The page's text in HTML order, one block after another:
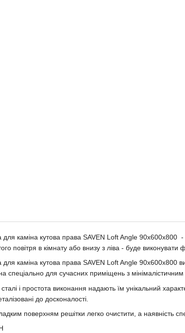
для каміна кутова права SAVEN Loft Angle
повітря в кімнату або внизу з ліва - буде
для каміна кутова права SAVEN Loft Angle
спеціально для сучасних приміщень з
і простота виконання надають їм унікальний
до досконалості.
поверхням решітки легко очистити, а наявність